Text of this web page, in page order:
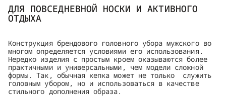
ДЛЯ ПОВСЕДНЕВНОЙ НОСКИ И АКТИВНОГО
ОТДЫХА
Конструкция брендового головного убора мужского во
многом определяется условиями его использования.
Нередко изделия с простым кроем оказываются более
практичными и универсальными, чем модели сложной
формы. Так, обычная кепка может не только служить
головным убором, но и использоваться в качестве
стильного дополнения образа.